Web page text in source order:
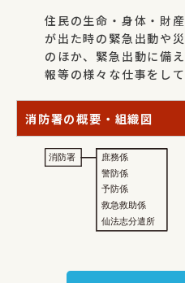
住民の生命・身体・財
が出た時の緊急出動や
のほか、緊急出動に備
報等の様々な仕事をして
消防署の概要・組織図